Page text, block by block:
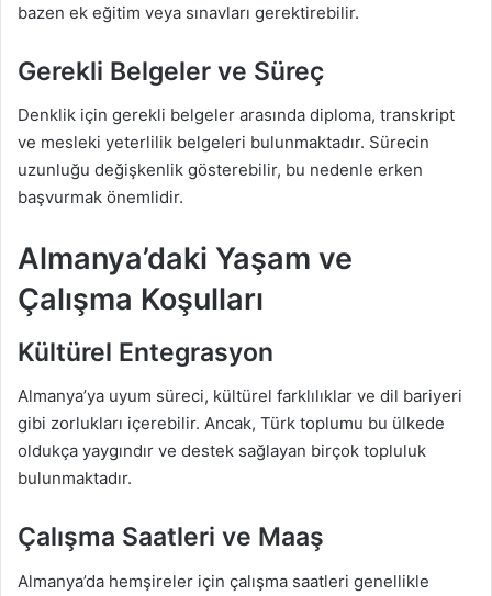
bazen ek eğitim veya sınavları gerektirebilir.
Gerekli Belgeler ve Süreç
Denklik için gerekli belgeler arasında diploma, transkript
ve mesleki yeterlilik belgeleri bulunmaktadır. Sürecin
uzunluğu değişkenlik gösterebilir, bu nedenle erken
başvurmak önemlidir.
Almanya’daki Yaşam ve
Çalışma Koşulları
Kültürel Entegrasyon
Almanya’ya uyum süreci, kültürel farklılıklar ve dil bariyeri
gibi zorlukları içerebilir. Ancak, Türk toplumu bu ülkede
oldukça yaygındır ve destek sağlayan birçok topluluk
bulunmaktadır.
Çalışma Saatleri ve Maaş
Almanya’da hemşireler için çalışma saatleri genellikle